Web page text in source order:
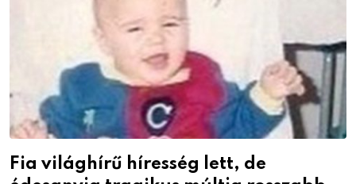
Fia világhírű híresség lett, de